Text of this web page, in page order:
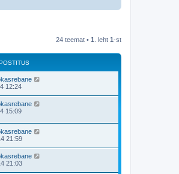
24 teemat • 1 . leht 1-st
12:24
15:09
21:59
21:03